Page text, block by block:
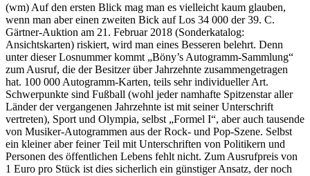
(wm) Auf den ersten Blick mag man es vielleicht kaum glauben,
wenn man aber einen zweiten Bick auf Los 34 000 der 39. C.
Gärtner-Auktion am 21. Februar 2018 (Sonderkatalog:
Ansichtskarten) riskiert, wird man eines Besseren belehrt. Denn
unter dieser Losnummer kommt „Böny’s Autogramm-Sammlung“
zum Ausruf, die der Besitzer über Jahrzehnte zusammengetragen
hat. 100 000 Autogramm-Karten, teils sehr individueller Art.
Schwerpunkte sind Fußball (wohl jeder namhafte Spitzenstar aller
Länder der vergangenen Jahrzehnte ist mit seiner Unterschrift
vertreten), Sport und Olympia, selbst „Formel I“, aber auch tausende
von Musiker-Autogrammen aus der Rock- und Pop-Szene. Selbst
ein kleiner aber feiner Teil mit Unterschriften von Politikern und
Personen des öffentlichen Lebens fehlt nicht. Zum Ausrufpreis von
1 Euro pro Stück ist dies sicherlich ein günstiger Ansatz, der noch